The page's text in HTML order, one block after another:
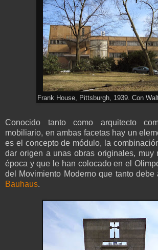
Frank House, Pittsburgh, 1939. Con
Conocido tanto como arquitecto
mobiliario, en ambas facetas hay un
es el concepto de módulo, la
dar origen a unas obras originales, muy
época y que le han colocado en el
del Movimiento Moderno que tanto
Bauhaus.